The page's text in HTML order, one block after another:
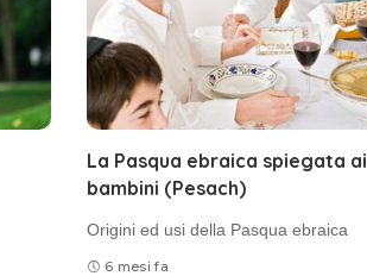
La Pasqua ebraica spiegata ai
bambini (Pesach)
Origini ed usi della Pasqua ebraica
6 mesi fa